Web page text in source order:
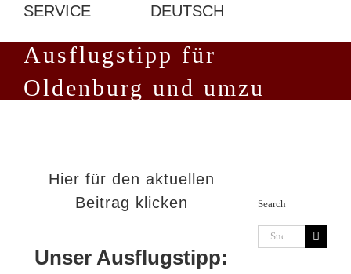
SERVICE
Ausflugstipp für
Oldenburg und umzu
Hier für den aktuellen
Beitrag klicken
Unser Ausflugstipp:
Search
Suche
nach: